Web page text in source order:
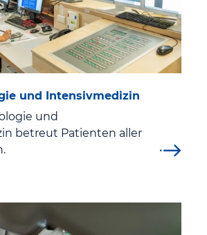
Psychotherapie und
für Psychosomatische
"Prof. Dr. Maximilian Nitze"
Eschwege BAG
Institut Eisenach
und Intensivmedizin
und
betreut Patienten aller